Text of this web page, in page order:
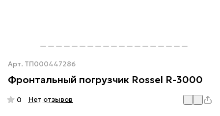
Арт. ТП000447286
Фронтальный погрузчик Rossel R-3000
0 Нет отзывов